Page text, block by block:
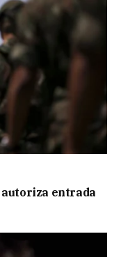
autoriza entrada